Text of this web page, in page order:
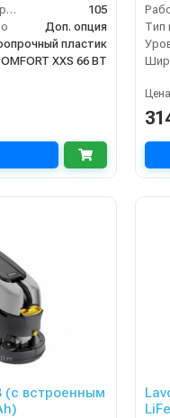
Ёмкость аккумулятора (Ач)
105
Доп. опция
пластик
XXS 66 BT
Тип
Цена
(с встроенным